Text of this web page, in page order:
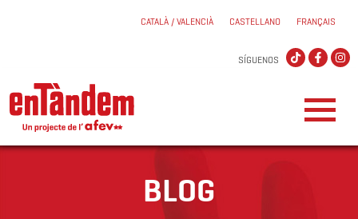
CATALÀ / VALENCIÀ CASTELLANO FRANÇAIS
SÍGUENOS
BLOG